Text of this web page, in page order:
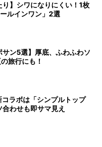
り】シワになりにくい！1枚
ルインワン」2選
ン5選】厚底、ふわふわソ
旅行にも！
ラボは「シンプルトップ
わせも即サマ見え